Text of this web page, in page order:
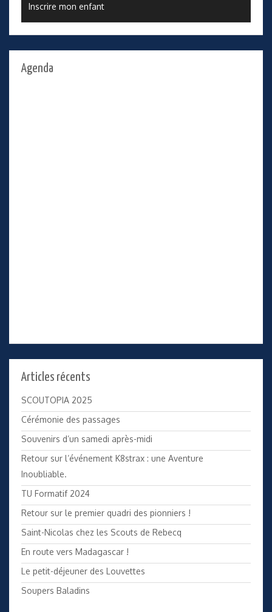
Inscrire mon enfant
Agenda
Articles récents
SCOUTOPIA 2025
Cérémonie des passages
Souvenirs d’un samedi après-midi
Retour sur l’événement K8strax : une Aventure
Inoubliable.
TU Formatif 2024
Retour sur le premier quadri des pionniers !
Saint-Nicolas chez les Scouts de Rebecq
En route vers Madagascar !
Le petit-déjeuner des Louvettes
Soupers Baladins